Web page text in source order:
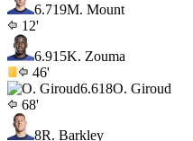
6.719M. Mount
12'
6.915K. Zouma
46'
6.618O. Giroud
68'
8R. Barkley